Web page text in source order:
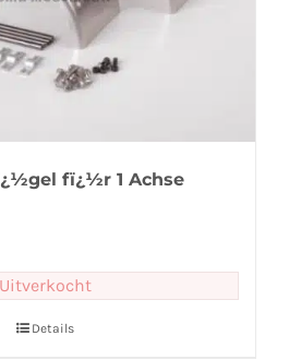
fï¿½r 1 Achse
Uitverkocht
Details